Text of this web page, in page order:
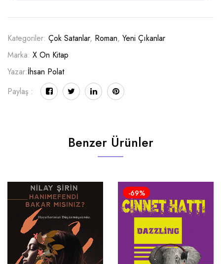
Kategoriler: Çok Satanlar, Roman, Yeni Çıkanlar
Marka: X On Kitap
Yazar:İhsan Polat
Paylaş :
Benzer Ürünler
-69%